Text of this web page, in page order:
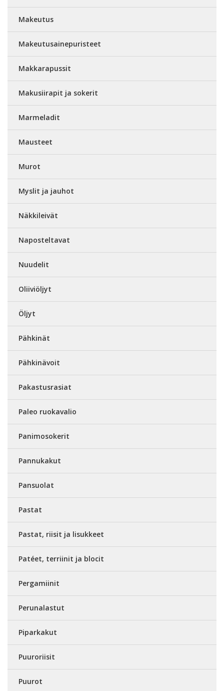
Makeutus
Makeutusainepuristeet
Makkarapussit
Makusiirapit ja sokerit
Marmeladit
Mausteet
Murot
Myslit ja jauhot
Näkkileivät
Naposteltavat
Nuudelit
Oliiviöljyt
Öljyt
Pähkinät
Pähkinävoit
Pakastusrasiat
Paleo ruokavalio
Panimosokerit
Pannukakut
Pansuolat
Pastat
Pastat, riisit ja lisukkeet
Patéet, terriinit ja blocit
Pergamiinit
Perunalastut
Piparkakut
Puuroriisit
Puurot